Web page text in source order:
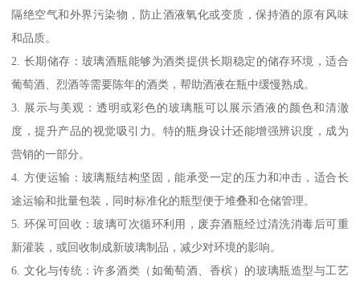
隔绝空气和外界污染物，防止酒液氧化或变质，保持酒的原有风味
和品质。
2. 长期储存：玻璃酒瓶能够为酒类提供长期稳定的储存环境，适合
葡萄酒、烈酒等需要陈年的酒类，帮助酒液在瓶中缓慢熟成。
3. 展示与美观：透明或彩色的玻璃瓶可以展示酒液的颜色和清澈
度，提升产品的视觉吸引力。特的瓶身设计还能增强辨识度，成为
营销的一部分。
4. 方便运输：玻璃瓶结构坚固，能承受一定的压力和冲击，适合长
途运输和批量包装，同时标准化的瓶型便于堆叠和仓储管理。
5. 环保可回收：玻璃可次循环利用，废弃酒瓶经过清洗消毒后可重
新灌装，或回收制成新玻璃制品，减少对环境的影响。
6. 文化与传统：许多酒类（如葡萄酒、香槟）的玻璃瓶造型与工艺